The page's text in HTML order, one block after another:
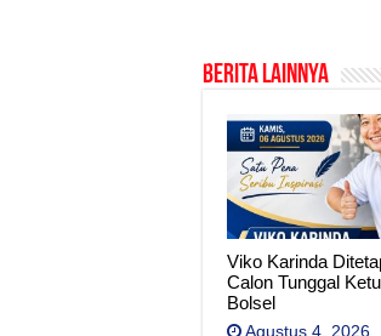
Berita Lainnya
Viko Karinda
Calon Tunggal
Bolsel
Agustus 4, 2026